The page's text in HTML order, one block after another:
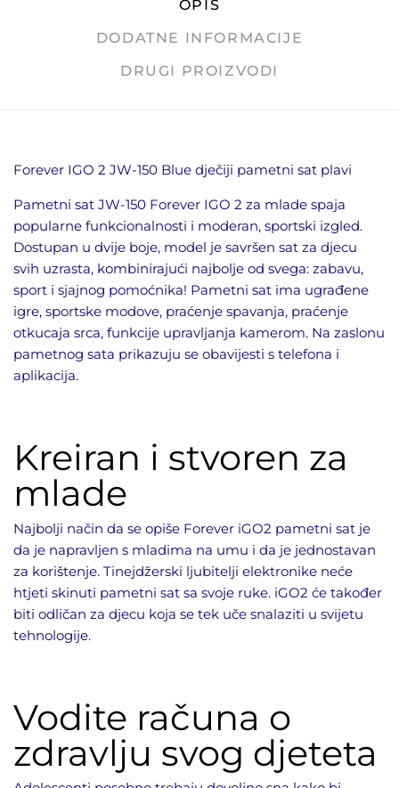
OPIS
DODATNE INFORMACIJE
DRUGI PROIZVODI
Forever IGO 2 JW-150 Blue dječiji pametni sat plavi
Pametni sat JW-150 Forever IGO 2 za mlade spaja
popularne funkcionalnosti i moderan, sportski izgled.
Dostupan u dvije boje, model je savršen sat za djecu
svih uzrasta, kombinirajući najbolje od svega: zabavu,
sport i sjajnog pomoćnika! Pametni sat ima ugrađene
igre, sportske modove, praćenje spavanja, praćenje
otkucaja srca, funkcije upravljanja kamerom. Na zaslonu
pametnog sata prikazuju se obavijesti s telefona i
aplikacija.
Kreiran i stvoren za
mlade
Najbolji način da se opiše Forever iGO2 pametni sat je
da je napravljen s mladima na umu i da je jednostavan
za korištenje. Tinejdžerski ljubitelji elektronike neće
htjeti skinuti pametni sat sa svoje ruke. iGO2 će također
biti odličan za djecu koja se tek uče snalaziti u svijetu
tehnologije.
Vodite računa o
zdravlju svog djeteta